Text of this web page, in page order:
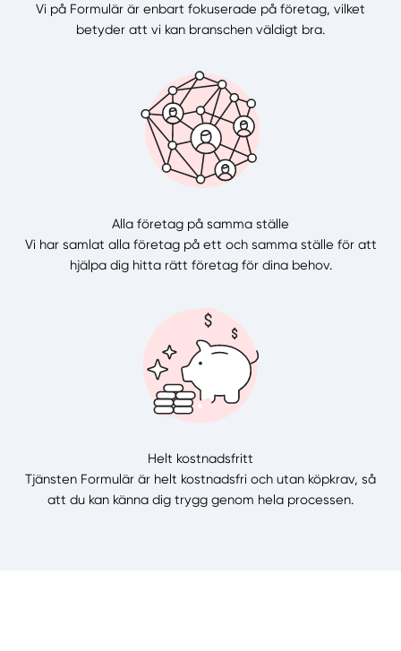
Vi på Formulär är enbart fokuserade på företag, vilket
betyder att vi kan branschen väldigt bra.
Alla företag på samma ställe
Vi har samlat alla företag på ett och samma ställe för att
hjälpa dig hitta rätt företag för dina behov.
Helt kostnadsfritt
Tjänsten Formulär är helt kostnadsfri och utan köpkrav, så
att du kan känna dig trygg genom hela processen.